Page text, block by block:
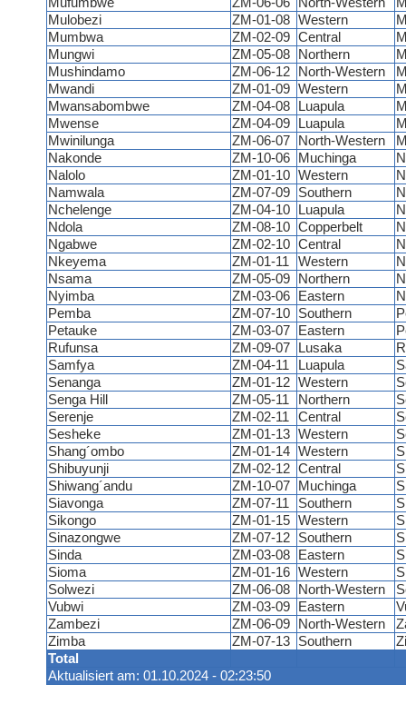
Total
Aktualisiert am: 01.10.2024 - 02:23:50
Mufumbwe
ZM-06-06 North-Western
Mulobezi
ZM-01-08 Western
Mumbwa
ZM-02-09 Central
Mungwi
ZM-05-08 Northern
Mushindamo
ZM-06-12 North-Western
Mwandi
ZM-01-09 Western
Mwansabombwe
ZM-04-08 Luapula
Mwense
ZM-04-09 Luapula
Mwinilunga
ZM-06-07 North-Western
Nakonde
ZM-10-06 Muchinga
Nalolo
ZM-01-10 Western
Namwala
ZM-07-09 Southern
Nchelenge
ZM-04-10 Luapula
Ndola
ZM-08-10 Copperbelt
Ngabwe
ZM-02-10 Central
Nkeyema
ZM-01-11 Western
Nsama
ZM-05-09 Northern
Nyimba
ZM-03-06 Eastern
Pemba
ZM-07-10 Southern
Petauke
ZM-03-07 Eastern
Rufunsa
ZM-09-07 Lusaka
Samfya
ZM-04-11 Luapula
Senanga
ZM-01-12 Western
Senga Hill
ZM-05-11 Northern
Serenje
ZM-02-11 Central
Sesheke
ZM-01-13 Western
Shang´ombo
ZM-01-14 Western
Shibuyunji
ZM-02-12 Central
Shiwang´andu
ZM-10-07 Muchinga
Siavonga
ZM-07-11 Southern
Sikongo
ZM-01-15 Western
Sinazongwe
ZM-07-12 Southern
Sinda
ZM-03-08 Eastern
Sioma
ZM-01-16 Western
Solwezi
ZM-06-08 North-Western
Vubwi
ZM-03-09 Eastern
Zambezi
ZM-06-09 North-Western
Zimba
ZM-07-13 Southern